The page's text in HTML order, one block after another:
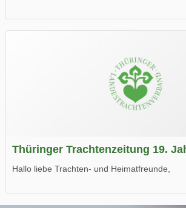
Wir wünschen Euch viel Spaß beim Lesen.
Thüringer Trachtenzeitung 19.
Hallo liebe Trachten- und Heimatfreunde,
Wir wünschen Euch viel Spaß beim Lesen.